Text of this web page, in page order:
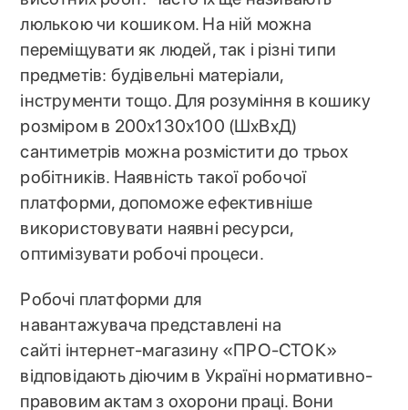
люлькою чи кошиком. На ній можна
переміщувати як людей, так і різні типи
предметів: будівельні матеріали,
інструменти тощо. Для розуміння в кошику
розміром в 200х130х100 (ШхВхД)
сантиметрів можна розмістити до трьох
робітників. Наявність такої робочої
платформи, допоможе ефективніше
використовувати наявні ресурси,
оптимізувати робочі процеси.
Робочі платформи для
навантажувача представлені на
сайті інтернет-магазину «ПРО-СТОК»
відповідають діючим в Україні нормативно-
правовим актам з охорони праці. Вони